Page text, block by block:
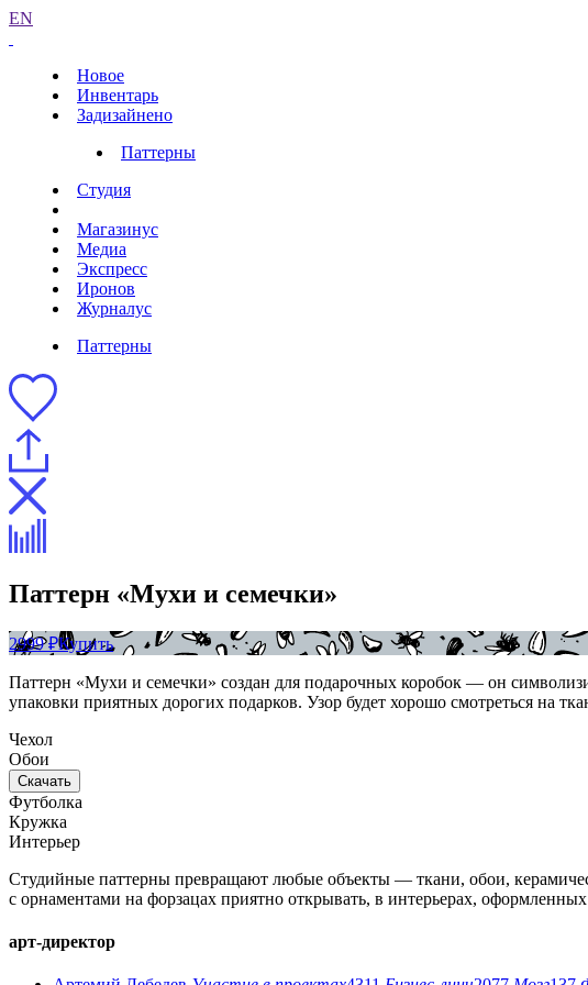
EN
Новое
Инвентарь
Задизайнено
Паттерны
Студия
Магазинус
Медиа
Экспресс
Иронов
Журналус
Паттерны
Паттерн «Мухи и семечки»
2999 ₽Купить
Паттерн «Мухи и семечки» создан для подарочных коробок — он
упаковки приятных дорогих подарков. Узор будет хорошо смотреться на
Чехол
Обои
Скачать
Футболка
Кружка
Интерьер
Студийные паттерны превращают любые объекты — ткани, обои,
с орнаментами на форзацах приятно открывать, в интерьерах,
арт-директор